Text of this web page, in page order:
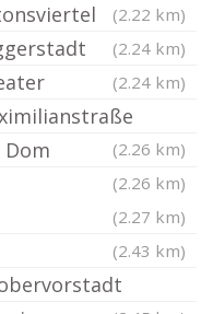
(2.22 km)
(2.24 km)
(2.24 km)
(2.26 km)
(2.26 km)
(2.27 km)
(2.43 km)